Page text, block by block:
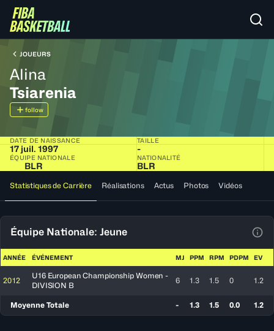
JOUEURS
Alina
Tsiarenia
follow
DATE DE NAISSANCE
17 juil. 1997
TAILLE
-
ÉQUIPE NATIONALE
BLR
NATIONALITÉ
BLR
Statistiques de Carrière Réalisations Actus Photos Vidéos
Équipe Nationale: Jeune
ANNÉE ÉVÉNEMENT MJ PPM RPM PDPM EV
2012
U16 European Championship Women -
DIVISION B
6 1.3 1.5 0 1.2
Moyenne Totale - 1.3 1.5 0.0 1.2